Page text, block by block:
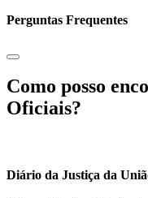
Perguntas Frequentes
Como posso
Oficiais?
Diário da Justiça da